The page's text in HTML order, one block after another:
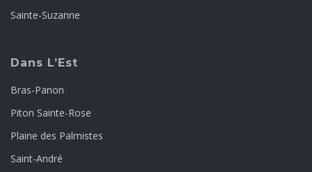
Sainte-Suzanne
Dans L’Est
Bras-Panon
Piton Sainte-Rose
Plaine des Palmistes
Saint-André